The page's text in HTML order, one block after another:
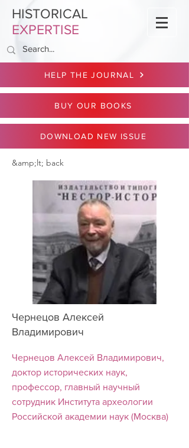
HISTORICAL
EXPERTISE
HELP THE JOURNAL
BUY OUR BOOKS
DOWNLOAD NEW ISSUE
&amp;lt; back
Чернецов Алексей
Владимирович
Чернецов Алексей Владимирович,
доктор исторических наук,
профессор, главный научный
сотрудник Института археологии
Российской академии наук (Москва)